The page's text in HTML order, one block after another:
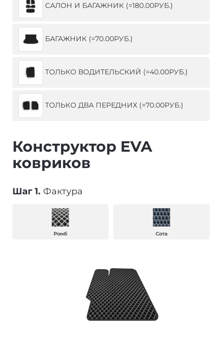
САЛОН И БАГАЖНИК (=180.00РУБ.)
БАГАЖНИК (=70.00РУБ.)
ТОЛЬКО ВОДИТЕЛЬСКИЙ (=40.00РУБ.)
ТОЛЬКО ДВА ПЕРЕДНИХ (=70.00РУБ.)
Конструктор EVA
ковриков
Шаг 1. Фактура
Ромб Сота